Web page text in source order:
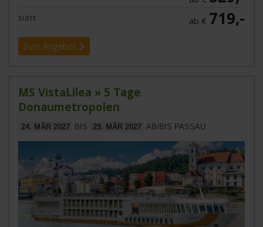
SUITE ab € 719,-
Zum Angebot
MS VistaLilea » 5 Tage
Donaumetropolen
24. MÄR 2027 BIS 29. MÄR 2027 AB/BIS PASSAU